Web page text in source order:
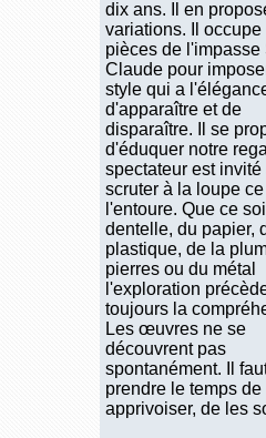
dix ans. Il en
variations. Il occupe
pièces de l'impasse
Claude pour
style qui a
d'apparaître et de
disparaître. Il se
d'éduquer notre
spectateur est invité
scruter à la loupe
l'entoure. Que ce
dentelle, du papier,
plastique, de la
pierres ou du métal
l'exploration
toujours la
Les œuvres ne se
découvrent pas
spontanément. Il
prendre le temps de
apprivoiser, de les